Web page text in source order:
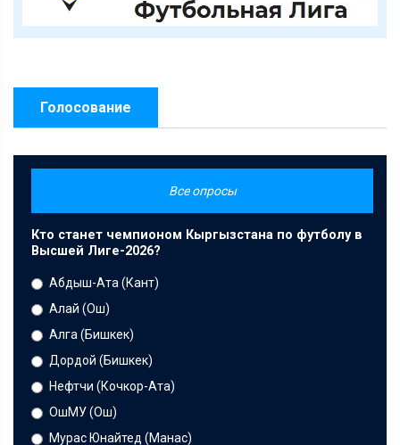
Голосование
Все опросы
Кто станет чемпионом Кыргызстана по футболу в
Высшей Лиге-2026?
Абдыш-Ата (Кант)
Алай (Ош)
Алга (Бишкек)
Дордой (Бишкек)
Нефтчи (Кочкор-Ата)
ОшМУ (Ош)
Мурас Юнайтед (Манас)